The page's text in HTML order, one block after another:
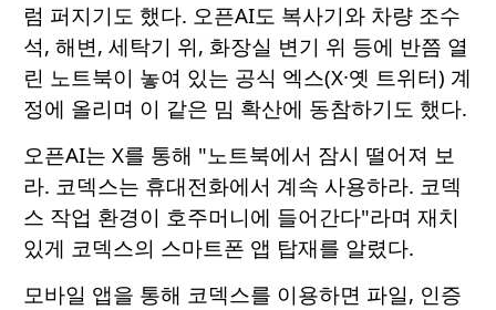
럼 퍼지기도 했다. 오픈AI도 복사기와 차량 조수
석, 해변, 세탁기 위, 화장실 변기 위 등에 반쯤 열
린 노트북이 놓여 있는 공식 엑스(X·옛 트위터) 계
정에 올리며 이 같은 밈 확산에 동참하기도 했다.
오픈AI는 X를 통해 "노트북에서 잠시 떨어져 보
라. 코덱스는 휴대전화에서 계속 사용하라. 코덱
스 작업 환경이 호주머니에 들어간다"라며 재치
있게 코덱스의 스마트폰 앱 탑재를 알렸다.
모바일 앱을 통해 코덱스를 이용하면 파일, 인증